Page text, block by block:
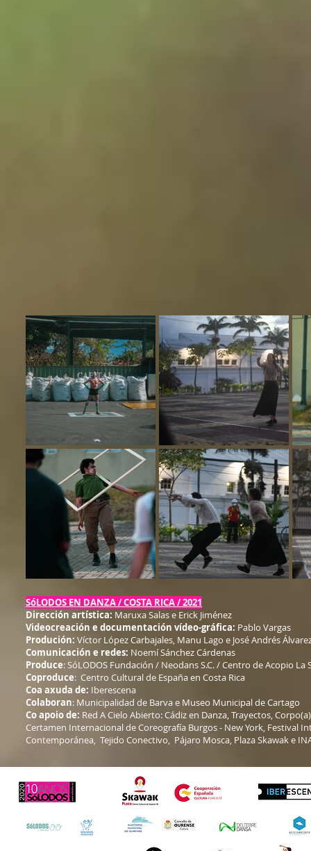
SóLODOS EN DANZA / COSTA RICA / 2021
Dirección artística: Maruxa Salas e Erick Jiménez
Videocreación e documentación vídeo-gráfica: Pablo Vargas
Produción: Víctor López Carbajales, Manu Lago e José Andrés
Comunicación e redes: Noemí Sánchez Cárdenas
Produce: SóLODOS Fundación / Neodans S.C. / Centro de Acopio La
Coproduce: Centro Cultural de España en Costa Rica
Coa axuda de: Iberescena
Colaboran: Municipalidad de Barva e Museo Municipal de Cartago
Co apoio de: Red A Cielo Abierto: Cádiz en Danza, Trayectos,
Certamen Internacional de Coreografía Burgos - New York, Festival
Contemporánea, Tejido Conectivo, Pájaro Mosca, Plaza Skawak e